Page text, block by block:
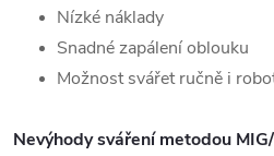
Nízké náklady
Snadné zapálení oblouku
Možnost svářet ručně i
Nevýhody sváření metodou